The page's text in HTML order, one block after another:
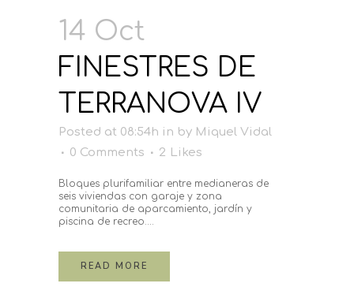
14 Oct
FINESTRES DE
TERRANOVA IV
Posted at 08:54h in by Miquel Vidal
0 Comments
2 Likes
Bloques plurifamiliar entre medianeras de
seis viviendas con garaje y zona
comunitaria de aparcamiento, jardín y
piscina de recreo....
READ MORE